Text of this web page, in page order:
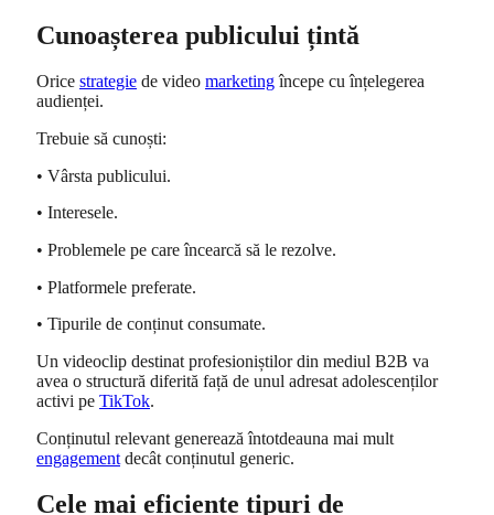
Cunoașterea publicului țintă
Orice strategie de video marketingîncepe cu înțelegerea
audienței.
Trebuie să cunoști:
• Vârsta publicului.
• Interesele.
• Problemele pe care încearcă să le rezolve.
• Platformele preferate.
• Tipurile de conținut consumate.
Un videoclip destinat profesioniștilor din mediul B2B va
avea o structură diferită față de unul adresat adolescenților
activi pe TikTok.
Conținutul relevant generează întotdeauna mai mult
engagement decât conținutul generic.
Cele mai eficiente tipuri de